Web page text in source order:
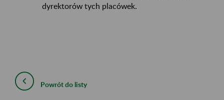
dyrektorów tych placówek.
Powrót do listy